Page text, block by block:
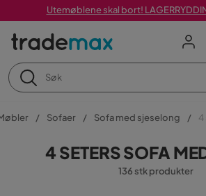
Utemøblene skal bort!
Sofaer Sofa med sjeselong 4
4 SETERS SOFA
136 stk produkter